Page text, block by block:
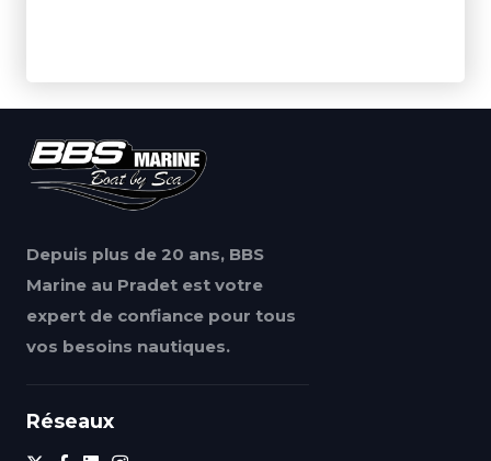
Depuis plus de 20 ans, BBS
Marine au Pradet est votre
expert de confiance pour tous
vos besoins nautiques.
Réseaux